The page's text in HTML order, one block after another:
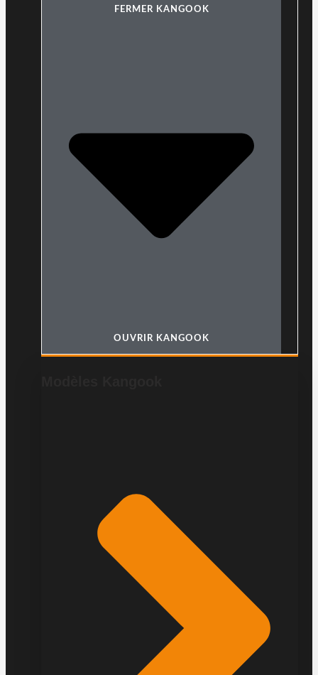
FERMER KANGOOK
OUVRIR KANGOOK